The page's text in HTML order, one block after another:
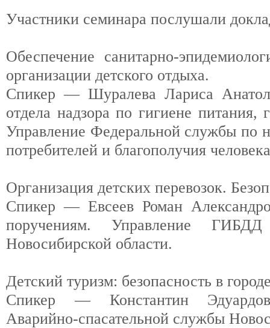
Участники семинара послушали
Обеспечение санитарно-
организации детского отдыха.
Спикер — Шуралева Лариса
отдела надзора по гигиене питания,
Управление Федеральной службы по
потребителей и благополучия
Организация детских перевозок.
Спикер — Евсеев Роман
поручениям. Управление
Новосибирской области.
Детский туризм: безопасность в
Спикер — Константин
Аварийно-спасательной службы